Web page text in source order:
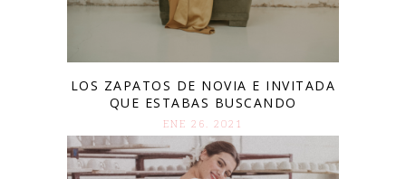
LOS ZAPATOS DE NOVIA E INVITADA
QUE ESTABAS BUSCANDO
ENE 26. 2021